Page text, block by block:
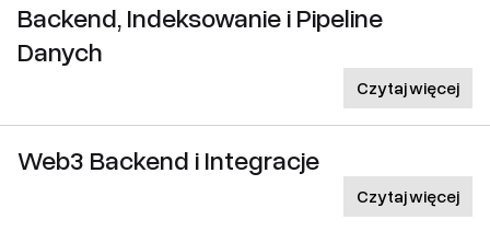
Backend, Indeksowanie i Pipeline
Danych
Czytaj więcej
Web3 Backend i Integracje
Czytaj więcej